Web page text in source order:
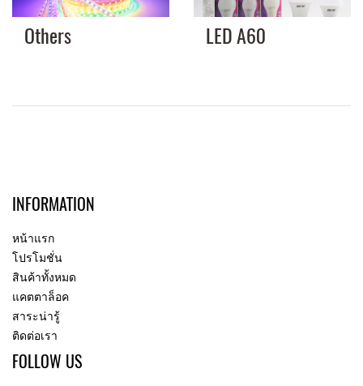
Others LED A60
INFORMATION
หน้าแรก
โปรโมชั่น
สินค้าทั้งหมด
แคตตาล็อค
สาระน่ารู้
ติดต่อเรา
FOLLOW US